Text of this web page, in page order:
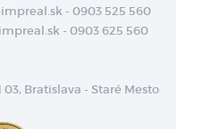
- 0903 525 560
- 0903 625 560
03, Bratislava - Staré Mesto